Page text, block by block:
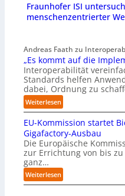
Fraunhofer ISI
menschenzentrierter
Andreas Faath zu
„Es kommt auf die
Interoperabilität
Standards helfen
dabei, Ordnung zu
Weiterlesen:
„
E
s
k
o
m
t
EU-Kommission startet
Gigafactory-Ausbau
Die Europäische
zur Errichtung von bis
ganz…
Weiterlesen:
E